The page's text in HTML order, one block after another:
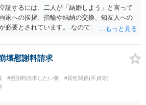
といいですよ。 ご参考にしていただければ幸
証するには、二人が「結婚しよう」と言って
家への挨拶、指輪や結納の交換、知友人への
必要とされています。 なので、ご記載の内容
求を拒否する旨の回答をするのが良いかと思
壊慰謝料請求
#慰謝料請求したい側
#異性関係(不貞等)